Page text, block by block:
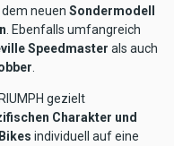
neuen Sondermodell
. Ebenfalls umfangreich
Speedmaster als auch
gezielt
Charakter und
individuell auf eine